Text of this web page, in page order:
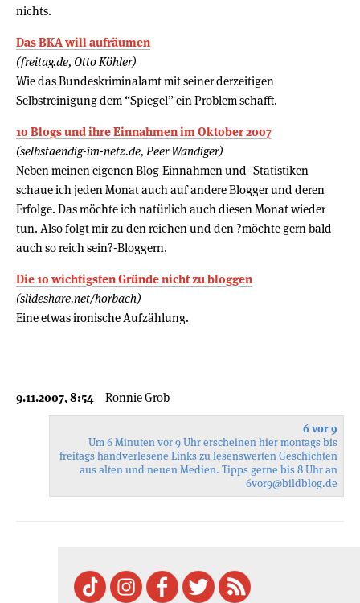
nichts.
Das BKA will aufräumen
(freitag.de, Otto Köhler)
Wie das Bundeskriminalamt mit seiner derzeitigen
Selbstreinigung dem “Spiegel” ein Problem schafft.
10 Blogs und ihre Einnahmen im Oktober 2007
(selbstaendig-im-netz.de, Peer Wandiger)
Neben meinen eigenen Blog-Einnahmen und -Statistiken
schaue ich jeden Monat auch auf andere Blogger und deren
Erfolge. Das möchte ich natürlich auch diesen Monat wieder
tun. Also folgt mir zu den reichen und den ?möchte gern bald
auch so reich sein?-Bloggern.
Die 10 wichtigsten Gründe nicht zu bloggen
(slideshare.net/horbach)
Eine etwas ironische Aufzählung.
9.11.2007, 8:54 Ronnie Grob
6 vor 9
Um 6 Minuten vor 9 Uhr erscheinen hier montags bis
freitags handverlesene Links zu lesenswerten Geschichten
aus alten und neuen Medien. Tipps gerne bis 8 Uhr an
6vor9@bildblog.de